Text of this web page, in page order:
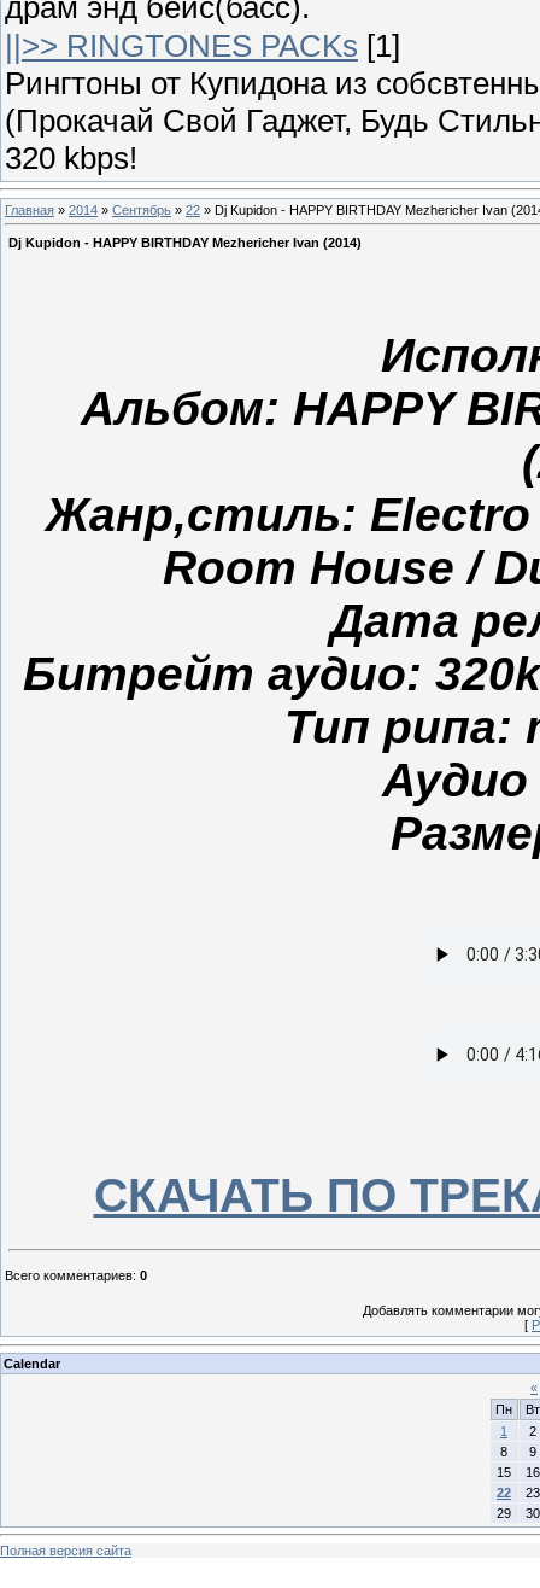
||>> RINGTONES PACKs [1]
Рингтоны от Купидона из
(Прокачай Свой Гаджет, Будь
320 kbps!
Главная » 2014 » Сентябрь » 22 » Dj Kupidon - HAPPY BIRTHDAY Mezhericher Ivan
Dj Kupidon - HAPPY BIRTHDAY Mezhericher Ivan (2014)
Альбом: HAPPY
Жанр,стиль: Electro
Room House /
Дата
Битрейт аудио:
Тип рипа:
Аудио
СКАЧАТЬ ПО
Всего комментариев: 0
Добавлять комментарии
[
Calendar
«
Пн
Вт
1
2
8
9
15
16
22
23
29
30
Полная версия сайта